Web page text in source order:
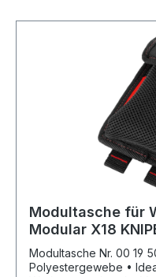
Modultasche für
Modular X18
Modultasche Nr. 00 19 50 LE • Aus
Polyestergewebe •